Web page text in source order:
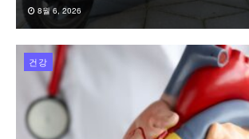
8월 6, 2026
건강